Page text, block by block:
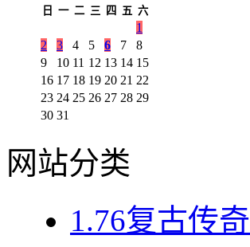
日 一 二 三 四 五 六
1
2
3 4 5 6 7
8
9
10 11 12 13 14 15
16 17 18 19 20 21 22
23 24 25 26 27 28 29
30 31
网站分类
1.76复古传奇